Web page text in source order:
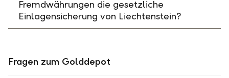
Fremdwährungen die gesetzliche
Einlagensicherung von Liechtenstein?
Fragen zum Golddepot